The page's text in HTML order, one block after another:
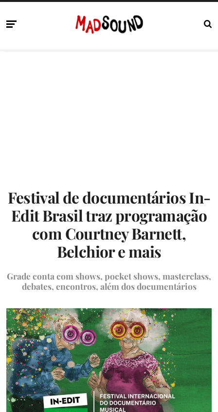
Festival de documentários In-
Edit Brasil traz programação
com Courtney Barnett,
Belchior e mais
Grade conta com shows, pocket shows, masterclass,
debates, encontros, além dos documentários